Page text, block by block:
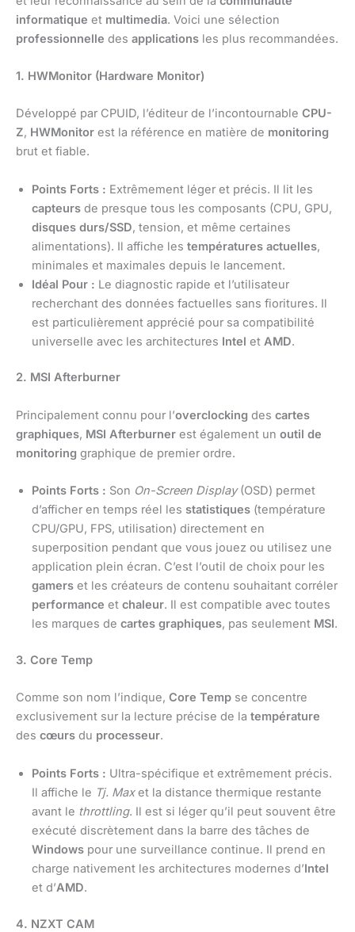
informatique et multimedia. Voici une sélection
professionnelle des applications les plus recommandées.
1. HWMonitor (Hardware Monitor)
Développé par CPUID, l’éditeur de l’incontournable CPU-
Z, HWMonitor est la référence en matière de monitoring
brut et fiable.
Points Forts : Extrêmement léger et précis. Il lit les
capteurs de presque tous les composants (CPU, GPU,
disques durs/SSD, tension, et même certaines
alimentations). Il affiche les températures actuelles,
minimales et maximales depuis le lancement.
Idéal Pour : Le diagnostic rapide et l’utilisateur
recherchant des données factuelles sans fioritures. Il
est particulièrement apprécié pour sa compatibilité
universelle avec les architectures Intel et AMD.
2. MSI Afterburner
Principalement connu pour l’overclocking des cartes
graphiques, MSI Afterburner est également un outil de
monitoring graphique de premier ordre.
Points Forts : Son On-Screen Display(OSD) permet
d’afficher en temps réel les statistiques (température
CPU/GPU, FPS, utilisation) directement en
superposition pendant que vous jouez ou utilisez une
application plein écran. C’est l’outil de choix pour les
gamers et les créateurs de contenu souhaitant corréler
performance et chaleur. Il est compatible avec toutes
les marques de cartes graphiques, pas seulement MSI.
3. Core Temp
Comme son nom l’indique, Core Temp se concentre
exclusivement sur la lecture précise de la température
des cœurs du processeur.
Points Forts : Ultra-spécifique et extrêmement précis.
Il affiche le Tj. Maxet la distance thermique restante
avant le throttling. Il est si léger qu’il peut souvent être
exécuté discrètement dans la barre des tâches de
Windows pour une surveillance continue. Il prend en
charge nativement les architectures modernes d’Intel
et d’AMD.
4. NZXT CAM